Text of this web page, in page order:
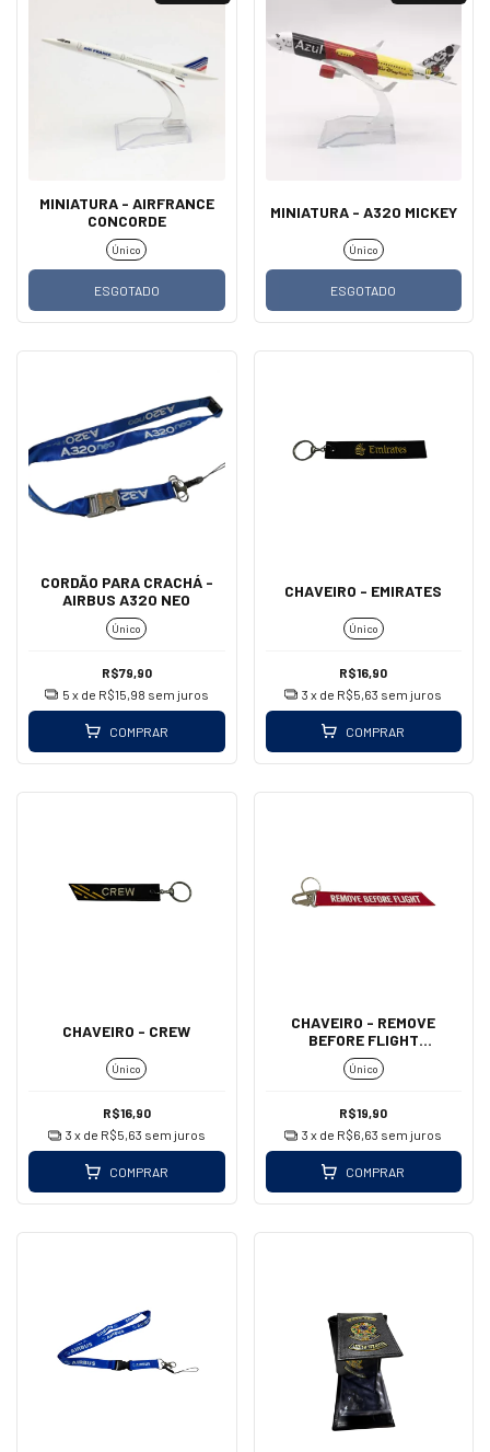
MINIATURA - AIRFRANCE
CONCORDE
Único
ESGOTADO
MINIATURA - A320 MICKEY
Único
ESGOTADO
CORDÃO PARA CRACHÁ -
AIRBUS A320 NEO
Único
R$79,90
5 x de R$15,98 sem juros
COMPRAR
CHAVEIRO - EMIRATES
Único
R$16,90
3 x de R$5,63 sem juros
COMPRAR
CHAVEIRO - CREW
Único
R$16,90
3 x de R$5,63 sem juros
COMPRAR
CHAVEIRO - REMOVE
BEFORE FLIGHT
(MOSQUETÃO - GRANDE)
Único
R$19,90
3 x de R$6,63 sem juros
COMPRAR